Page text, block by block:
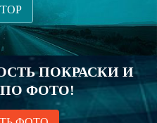
ПОКРАСКИ И
ФОТО!